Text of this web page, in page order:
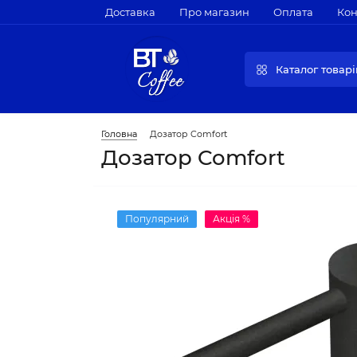
Доставка Про магазин Оплата
Каталог
Головна Дозатор Comfort
Дозатор Comfort
Популярний Акція %